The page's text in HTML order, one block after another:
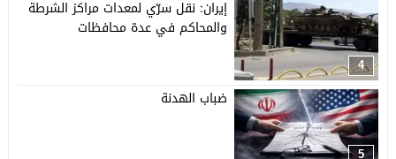
4
إيران: نقل سرّي لمعدات مراكز الشرطة
والمحاكم في عدة محافظات
5
ضباب الهدنة